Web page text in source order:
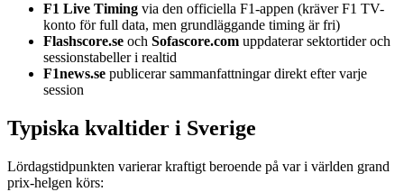
F1 Live Timing via den officiella F1-appen (kräver F1 TV-
konto för full data, men grundläggande timing är fri)
Flashscore.se och Sofascore.com uppdaterar sektortider och
sessionstabeller i realtid
F1news.se publicerar sammanfattningar direkt efter varje
session
Typiska kvaltider i Sverige
Lördagstidpunkten varierar kraftigt beroende på var i världen grand
prix-helgen körs: